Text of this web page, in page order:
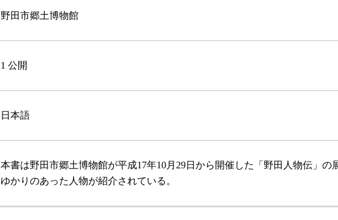
野田市郷土博物館
1 公開
日本語
本書は野田市郷土博物館が平成17年10月29日から開催した「野田人物伝」
ゆかりのあった人物が紹介されている。